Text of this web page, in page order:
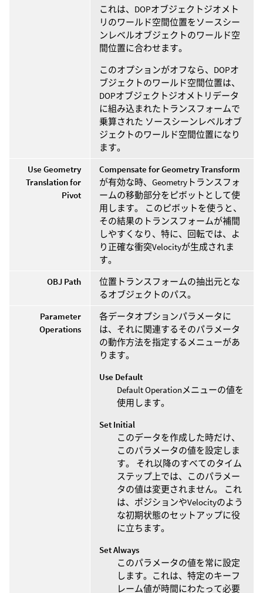
これは、DOPオブジェクトジオメト
リのワールド空間位置をソースシー
ンレベルオブジェクトのワールド空
間位置に合わせます。
このオプションがオフなら、DOPオ
ブジェクトのワールド空間位置は、
DOPオブジェクトジオメトリデータ
に組み込まれたトランスフォームで
乗算された ソースシーンレベルオブ
ジェクトのワールド空間位置になり
ます。
Use Geometry
Translation for
Pivot
Compensate for Geometry Transform
が有効な時、Geometryトランスフォ
ームの移動部分をピボットとして使
用します。 このピボットを使うと、
その結果のトランスフォームが補間
しやすくなり、特に、回転では、よ
り正確な衝突Velocityが生成されま
す。
OBJ Path
位置トランスフォームの抽出元とな
るオブジェクトのパス。
Parameter
Operations
各データオプションパラメータに
は、それに関連するそのパラメータ
の動作方法を指定するメニューがあ
ります。
Use Default
Default Operationメニューの値を
使用します。
Set Initial
このデータを作成した時だけ、
このパラメータの値を設定しま
す。 それ以降のすべてのタイム
ステップ上では、このパラメー
タの値は変更されません。 これ
は、ポジションやVelocityのよう
な初期状態のセットアップに役
に立ちます。
Set Always
このパラメータの値を常に設定
します。これは、特定のキーフ
レーム値が時間にわたって必要